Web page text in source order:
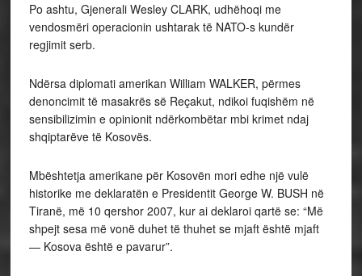
Po ashtu, Gjenerali Wesley CLARK, udhëhoqi me
vendosmëri operacionin ushtarak të NATO-s kundër
regjimit serb.
Ndërsa diplomati amerikan William WALKER, përmes
denoncimit të masakrës së Reçakut, ndikoi fuqishëm në
sensibilizimin e opinionit ndërkombëtar mbi krimet ndaj
shqiptarëve të Kosovës.
Mbështetja amerikane për Kosovën mori edhe një vulë
historike me deklaratën e Presidentit George W. BUSH në
Tiranë, më 10 qershor 2007, kur ai deklaroi qartë se: “Më
shpejt sesa më vonë duhet të thuhet se mjaft është mjaft
— Kosova është e pavarur”.